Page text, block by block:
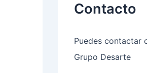
Contacto
Puedes contactar
Grupo Desarte